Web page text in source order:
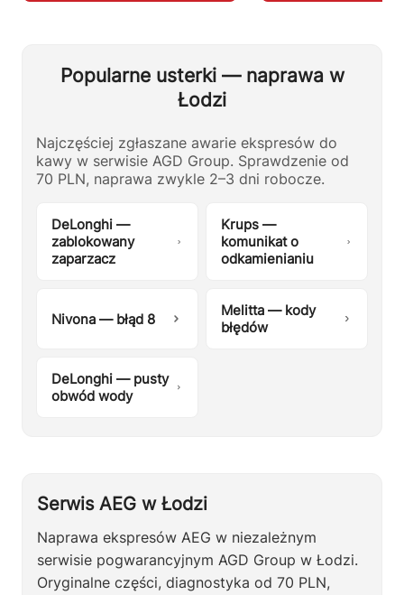
Popularne usterki — naprawa w
Łodzi
Najczęściej zgłaszane awarie ekspresów do
kawy w serwisie AGD Group. Sprawdzenie od
70 PLN, naprawa zwykle 2–3 dni robocze.
DeLonghi —
zablokowany
zaparzacz
Krups —
komunikat o
odkamienianiu
Nivona — błąd 8
Melitta — kody
błędów
DeLonghi — pusty
obwód wody
Serwis AEG w Łodzi
Naprawa ekspresów AEG w niezależnym
serwisie pogwarancyjnym AGD Group w Łodzi.
Oryginalne części, diagnostyka od 70 PLN,